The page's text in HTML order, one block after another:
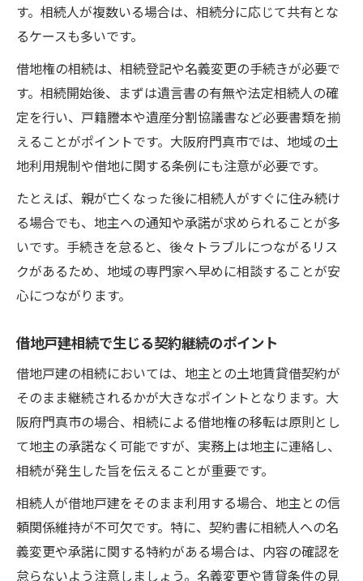
す。相続人が複数いる場合は、相続分に応じて共有とな
るケースも多いです。
借地権の相続は、相続登記や名義変更の手続きが必要で
す。相続開始後、まずは遺言書の有無や法定相続人の確
定を行い、戸籍謄本や遺産分割協議書など必要書類を揃
えることがポイントです。大阪府門真市では、地域の土
地利用規制や借地に関する条例にも注意が必要です。
たとえば、親が亡くなった後に相続人がすぐに住み続け
る場合でも、地主への通知や承諾が求められることが多
いです。手続きを怠ると、後々トラブルにつながるリス
クがあるため、地域の専門家へ早めに相談することが安
心につながります。
借地戸建相続で生じる契約継続のポイント
借地戸建の相続においては、地主との土地賃貸借契約が
そのまま継続されるかが大きなポイントとなります。大
阪府門真市の場合、相続による借地権の移転は原則とし
て地主の承諾なく可能ですが、実務上は地主に連絡し、
相続が発生した旨を伝えることが重要です。
相続人が借地戸建をそのまま利用する場合、地主との信
頼関係維持が不可欠です。特に、契約書に相続人への名
義変更や承諾に関する特約がある場合は、内容の確認を
怠らないよう注意しましょう。名義変更や賃貸条件の見